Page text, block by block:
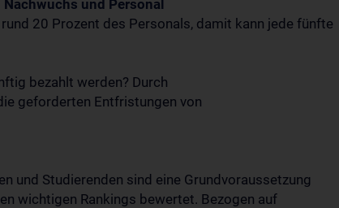
und Personal
20 Prozent des Personals, damit kann jede fünfte
bezahlt werden? Durch
geforderten Entfristungen von
und Studierenden sind eine Grundvoraussetzung
wichtigen Rankings bewertet. Bezogen auf